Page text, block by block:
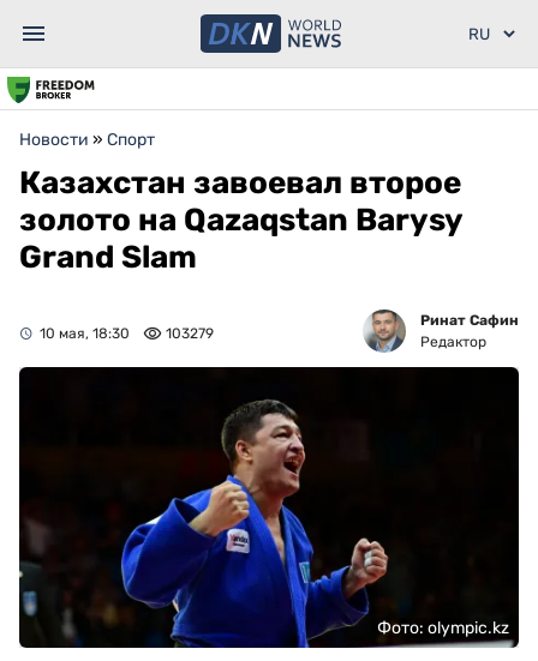
Новости » Спорт
Казахстан завоевал второе
золото на Qazaqstan Barysy
Grand Slam
10 мая, 18:30 103279
Ринат Сафин
Редактор
Фото: olympic.kz